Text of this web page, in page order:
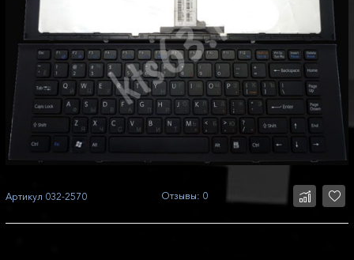
Артикул 032-2570 Отзывы: 0